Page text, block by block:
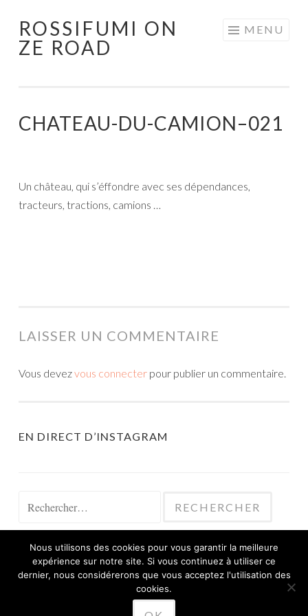
Aller
au
ROSSIFUMI ON
ZE ROAD
MENU
CHATEAU-DU-CAMION–021
Un château, qui s’éffondre avec ses dépendances,
tracteurs, tractions, camions …
LAISSER UN COMMENTAIRE
Vous devezvous connecter pour publier un commentaire.
EN DIRECT D’INSTAGRAM
FIÈREMENT PROPULSÉ PAR WORDPRESS
Nous utilisons des cookies pour vous garantir la meilleure
expérience sur notre site. Si vous continuez à utiliser ce
dernier, nous considérerons que vous acceptez l'utilisation des
cookies.